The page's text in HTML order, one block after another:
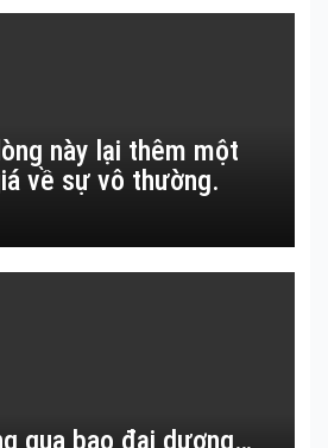
này lại thêm một
về sự vô thường.
qua bao đại dương…